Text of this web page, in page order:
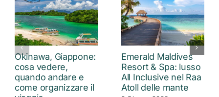
Okinawa, Giappone:
cosa vedere,
quando andare e
come organizzare il
Emerald Maldives
Resort & Spa: lusso
All Inclusive nel Raa
Atoll delle mante